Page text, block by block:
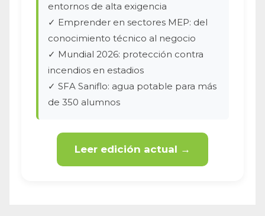
entornos de alta exigencia
✓ Emprender en sectores MEP: del
conocimiento técnico al negocio
✓ Mundial 2026: protección contra
incendios en estadios
✓ SFA Saniflo: agua potable para más
de 350 alumnos
Leer edición actual →